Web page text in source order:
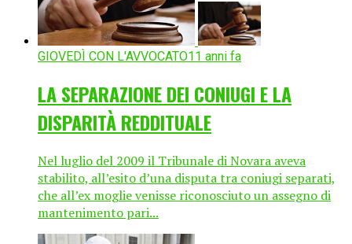
GIOVEDÌ CON L'AVVOCATO11 anni fa
LA SEPARAZIONE DEI CONIUGI E LA
DISPARITÀ REDDITUALE
Nel luglio del 2009 il Tribunale di Novara aveva
stabilito, all’esito d’una disputa tra coniugi separati,
che all’ex moglie venisse riconosciuto un assegno di
mantenimento pari...